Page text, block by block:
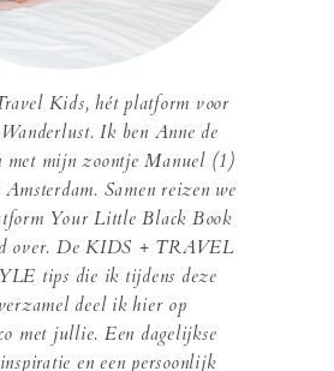
Kids, hét platform voor
Ik ben Anne de
met mijn zoontje Manuel (1)
Samen reizen we
Your Little Black Book
over. De KIDS + TRAVEL
tips die ik tijdens deze
deel ik hier op
met jullie. Een dagelijkse
en een persoonlijk